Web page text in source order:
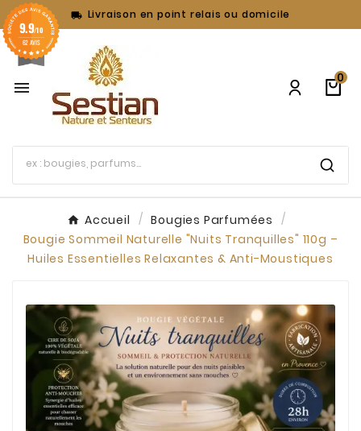
 Livraison en point relais ou domicile

0
Accueil
Bougies Parfumées
Bougie Sommeil Naturelle "Nuits Tranquilles" 110g –
Huiles Essentielles Relaxantes & Anti-Moustiques
9.9/10
62 AVIS